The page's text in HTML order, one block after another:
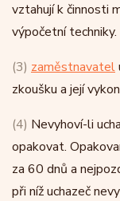
vztahují k činnosti
výpočetní techniky.
(3) zaměstnavatel
zkoušku a její
(4) Nevyhoví-li
opakovat.
za 60 dnů a
při níž uchazeč